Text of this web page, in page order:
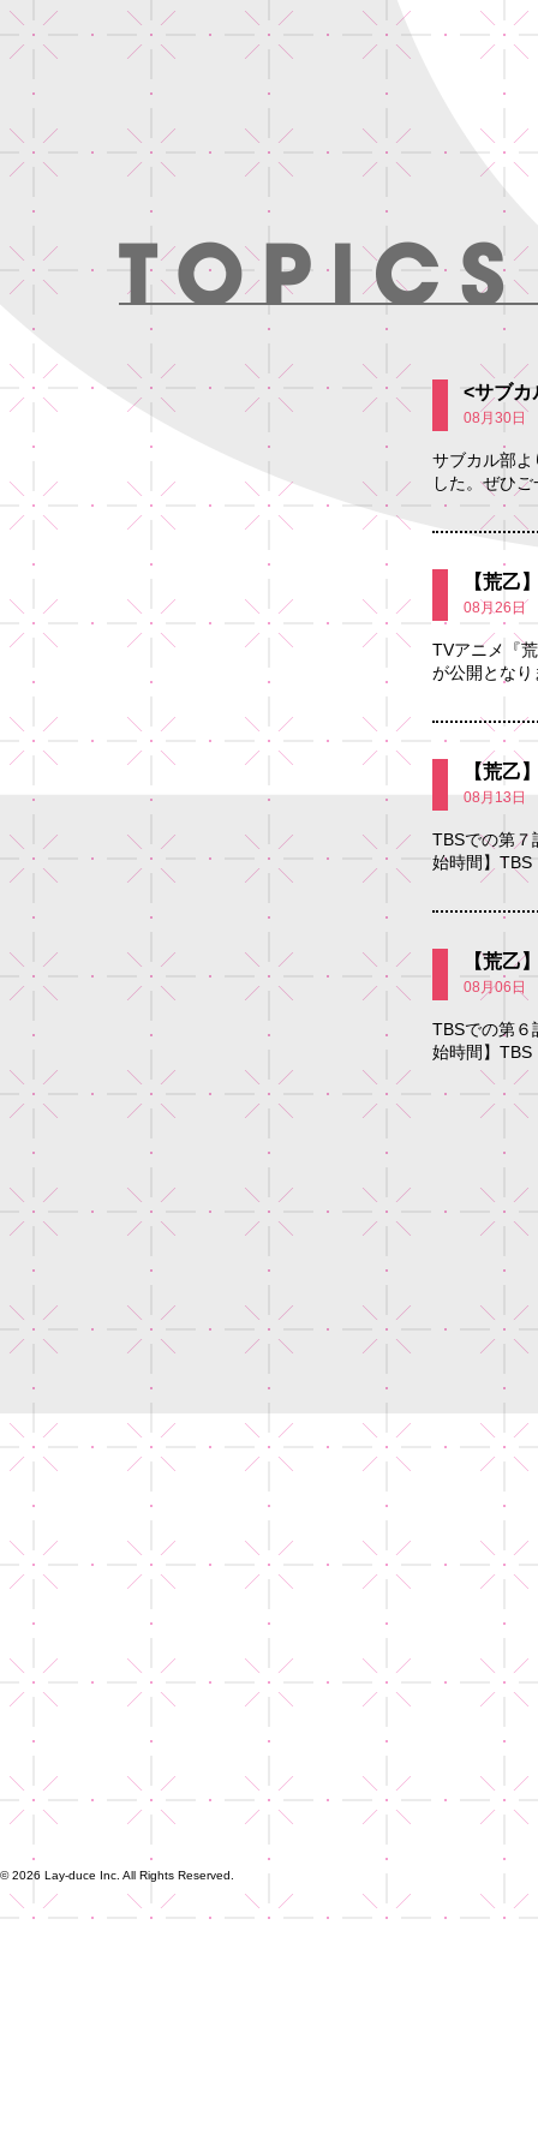
<サブカ
08月30日
サブカル部
した。ぜひ
【荒乙
08月26日
TVアニメ『
が公開とな
【荒乙
08月13日
TBSでの第７
始時間】TBS
【荒乙
08月06日
TBSでの第６
始時間】TBS
© 2026 Lay-duce Inc. All Rights Reserved.